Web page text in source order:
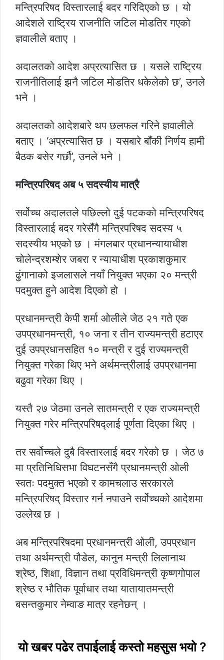
मन्त्रिपरिषद विस्तारलाई बदर गरिदिएको छ । यो
आदेशले राष्ट्रिय राजनीति जटिल मोडतिर गएको
ज्ञवालीले बताए ।
अदालतको आदेश अप्रत्यासित छ । यसले राष्ट्रिय
राजनीतिलाई झनै जटिल मोडतिर धकेलेको छ’, उनले
भने ।
अदालतको आदेशबारे थप छलफल गरिने ज्ञवालीले
बताए । ‘अप्रत्यासित छ । यसबारे बाँकी निर्णय हामी
बैठक बसेर गर्छौ’, उनले भने ।
मन्त्रिपरिषद अब ५ सदस्यीय मात्रै
सर्वोच्च अदालतले पछिल्लो दुई पटकको मन्त्रिपरिषद
विस्तारलाई बदर गरेसँगै मन्त्रिपरिषद सदस्य ५
सदस्यीय भएको छ । मंगलबार प्रधानन्यायाधीश
चोलेन्द्रशम्शेर जबरा र न्यायाधीश प्रकाशकुमार
ढुंगानाको इजलासले नयाँ नियुक्त भएका २० मन्त्री
पदमुक्त हुने आदेश दिएको हो ।
प्रधानमन्त्री केपी शर्मा ओलीले जेठ २१ गते एक
उपप्रधानमन्त्री, १० जना र तीन राज्यमन्त्री हटाएर
दुई उपप्रधानसहित १० मन्त्री र दुई राज्यमन्त्री
नियुक्त गरेका थिए भने अर्थमन्त्रीलाई उपप्रधानमा
बढुवा गरेका थिए ।
यस्तै २७ जेठमा उनले सातमन्त्री र एक राज्यमन्त्री
नियुक्त गरेर मन्त्रिपरिषद्लाई पूर्णता दिएका थिए ।
तर सर्वोच्चले दुबै विस्तारलाई बदर गरेको छ । जेठ ७
मा प्रतिनिधिसभा विघटनसँगै प्रधानमन्त्री ओली
स्वतः पदमुक्त भएको र कामचलाउ सरकारले
मन्त्रिपरिषद् विस्तार गर्न नपाउने सर्वोच्चको आदेशमा
उल्लेख छ ।
अब मन्त्रिपरिषदमा प्रधानमन्त्री ओली, उपप्रधान
तथा अर्थमन्त्री पौडेल, कानुन मन्त्री लिलानाथ
श्रेष्ठ, शिक्षा, विज्ञान तथा प्रविधिमन्त्री कृष्णगोपाल
श्रेष्ठ र भौतिक पूर्वाधार तथा यातायातमन्त्री
बसन्तकुमार नेम्वाङ मात्र रहनेछन् ।
यो खबर पढेर तपाईलाई कस्तो महसुस भयो ?